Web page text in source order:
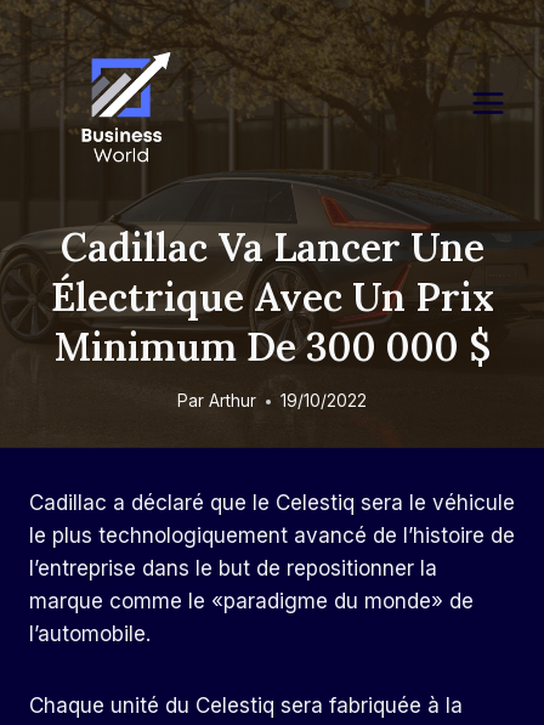
Skip
to
content
Cadillac Va Lancer Une
Électrique Avec Un Prix
Minimum De 300 000 $
Par Arthur 19/10/2022
Cadillac a déclaré que le Celestiq sera le véhicule
le plus technologiquement avancé de l’histoire de
l’entreprise dans le but de repositionner la
marque comme le «paradigme du monde» de
l’automobile.
Chaque unité du Celestiq sera fabriquée à la